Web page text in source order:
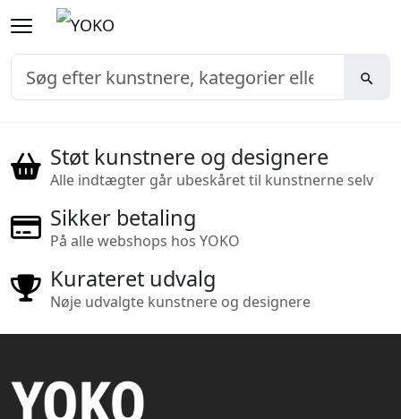
Støt kunstnere og designere
Alle indtægter går ubeskåret til kunstnerne selv
Sikker betaling
På alle webshops hos YOKO
Kurateret udvalg
Nøje udvalgte kunstnere og designere